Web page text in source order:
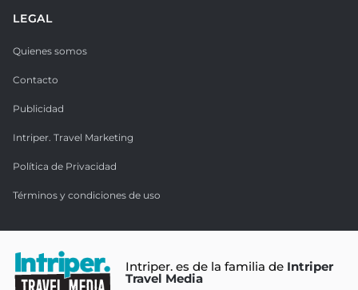
LEGAL
Quienes somos
Contacto
Publicidad
Intriper. Travel Marketing
Política de Privacidad
Términos y condiciones de uso
Intriper. es de la familia de Intriper
Travel Media